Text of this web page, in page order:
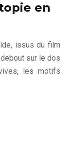
en
issus du film
sur le dos
les motifs